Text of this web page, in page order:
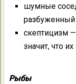
шумные
разбуженный
скептицизм
значит, что их
Рыбы